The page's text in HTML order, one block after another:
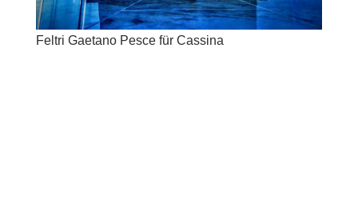
Feltri Gaetano Pesce für Cassina